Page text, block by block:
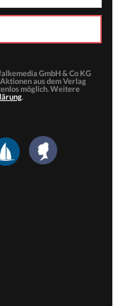
GmbH & Co KG
aus dem Verlag
möglich. Weitere
.